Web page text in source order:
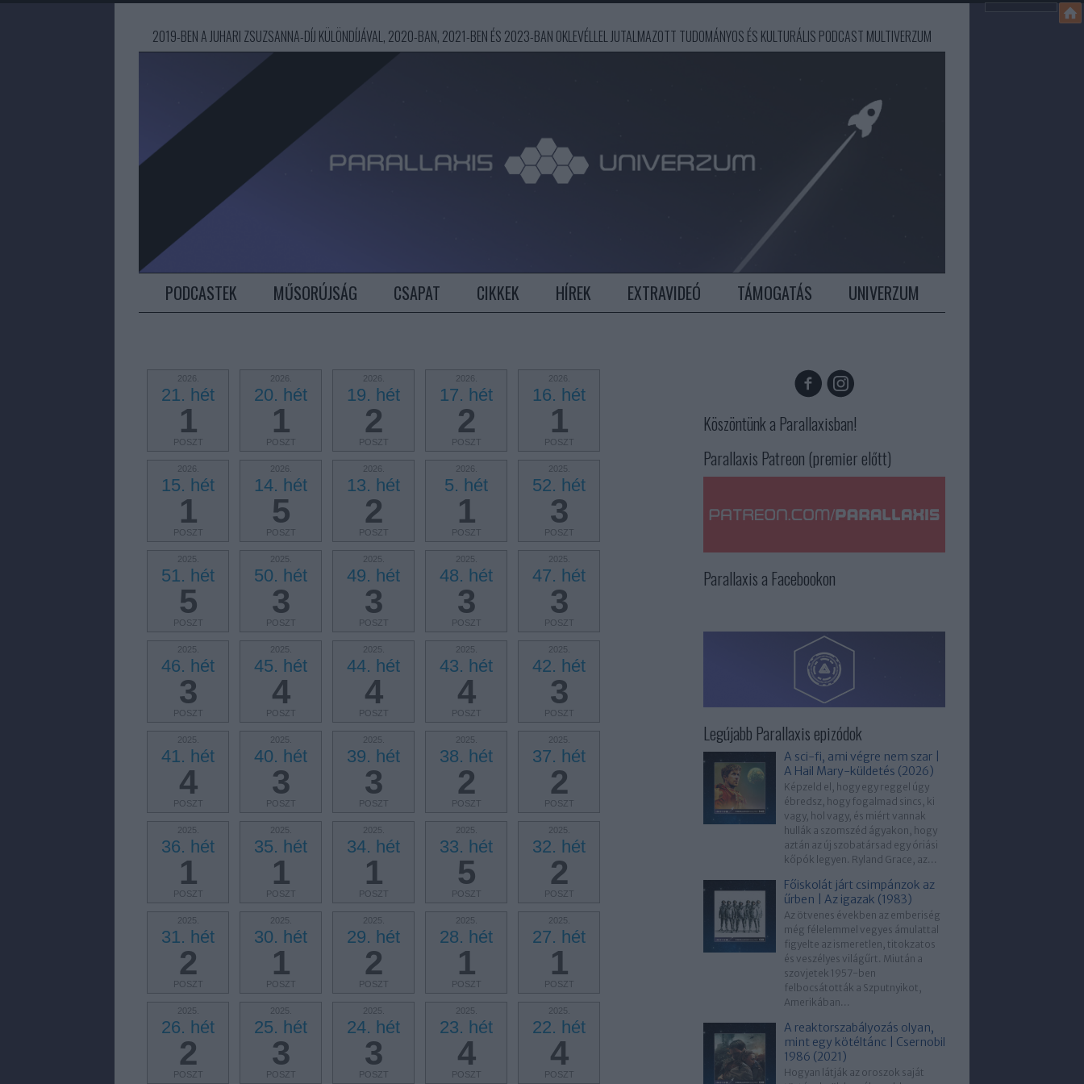
2019-BEN A JUHARI ZSUZSANNA-DÍJ KÜLÖNDÍJÁVAL, 2020-BAN, 2021-BEN ÉS 2023-BAN OKLEVÉLLEL JUTALMAZOTT TUDOMÁNYOS ÉS KULTURÁLIS PODCAST MULTIVERZUM
PODCASTEK MŰSORÚJSÁG CSAPAT CIKKEK HÍREK EXTRAVIDEÓ TÁMOGATÁS UNIVERZUM
2026.
21. hét
1
POSZT
2026.
20. hét
1
POSZT
2026.
19. hét
2
POSZT
2026.
17. hét
2
POSZT
2026.
16. hét
1
POSZT
2026.
15. hét
1
POSZT
2026.
14. hét
5
POSZT
2026.
13. hét
2
POSZT
2026.
5. hét
1
POSZT
2025.
52. hét
3
POSZT
2025.
51. hét
5
POSZT
2025.
50. hét
3
POSZT
2025.
49. hét
3
POSZT
2025.
48. hét
3
POSZT
2025.
47. hét
3
POSZT
2025.
46. hét
3
POSZT
2025.
45. hét
4
POSZT
2025.
44. hét
4
POSZT
2025.
43. hét
4
POSZT
2025.
42. hét
3
POSZT
2025.
41. hét
4
POSZT
2025.
40. hét
3
POSZT
2025.
39. hét
3
POSZT
2025.
38. hét
2
POSZT
2025.
37. hét
2
POSZT
2025.
36. hét
1
POSZT
2025.
35. hét
1
POSZT
2025.
34. hét
1
POSZT
2025.
33. hét
5
POSZT
2025.
32. hét
2
POSZT
2025.
31. hét
2
POSZT
2025.
30. hét
1
POSZT
2025.
29. hét
2
POSZT
2025.
28. hét
1
POSZT
2025.
27. hét
1
POSZT
2025.
26. hét
2
POSZT
2025.
25. hét
3
POSZT
2025.
24. hét
3
POSZT
2025.
23. hét
4
POSZT
2025.
22. hét
4
POSZT
Köszöntünk a Parallaxisban!
Parallaxis Patreon (premier előtt)
Parallaxis a Facebookon
Legújabb Parallaxis epizódok
A sci-fi, ami végre nem szar |
A Hail Mary-küldetés (2026)
Képzeld el, hogy egy reggel úgy
ébredsz, hogy fogalmad sincs, ki
vagy, hol vagy, és miért vannak
hullák a szomszéd ágyakon, hogy
aztán az új szobatársad egy óriási
kőpók legyen. Ryland Grace, az...
Főiskolát járt csimpánzok az
űrben | Az igazak (1983)
Az ötvenes években az emberiség
még félelemmel vegyes ámulattal
figyelte az ismeretlen, titokzatos
és veszélyes világűrt. Miután a
szovjetek 1957-ben
felbocsátották a Szputnyikot,
Amerikában...
A reaktorszabályozás olyan,
mint egy kötéltánc | Csernobil
1986 (2021)
Hogyan látják az oroszok saját